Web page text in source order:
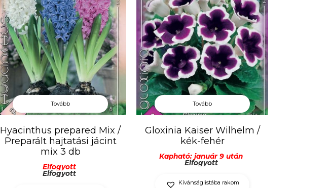
Tovább
Hyacinthus prepared Mix /
Preparált hajtatási jácint
mix 3 db
Elfogyott
Elfogyott
Tovább
Gloxinia Kaiser Wilhelm /
kék-fehér
Kapható: január 9 után
Elfogyott
Kívánságlistába rakom